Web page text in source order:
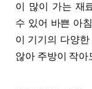
이 많이 가는 재
수 있어 바쁜 아
이 기기의 다양
않아 주방이 작아